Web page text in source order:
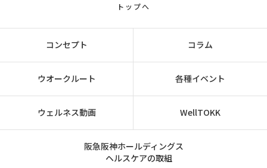
トップへ
コンセプト コラム
ウオークルート 各種イベント
ウェルネス動画 WellTOKK
阪急阪神ホールディングス
ヘルスケアの取組